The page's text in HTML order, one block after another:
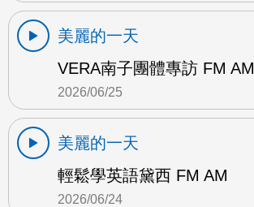
美麗的一天
VERA南子團體專訪 FM AM
2026/06/25
美麗的一天
輕鬆學英語黛西 FM AM
2026/06/24